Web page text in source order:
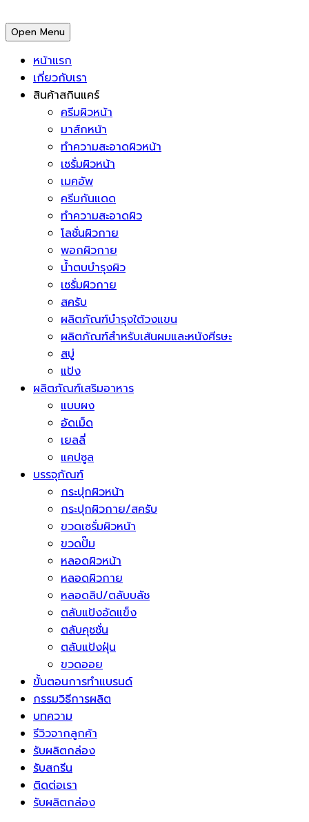
Open Menu
หน้าแรก
เกี่ยวกับเรา
สินค้าสกินแคร์
ครีมผิวหน้า
มาส์กหน้า
ทำความสะอาดผิวหน้า
เซรั่มผิวหน้า
เมคอัพ
ครีมกันแดด
ทำความสะอาดผิว
โลชั่นผิวกาย
พอกผิวกาย
น้ำตบบำรุงผิว
เซรั่มผิวกาย
สครับ
ผลิตภัณฑ์บำรุงใต้วงแขน
ผลิตภัณฑ์สำหรับเส้นผมและหนังศีรษะ
สบู่
แป้ง
ผลิตภัณฑ์เสริมอาหาร
แบบผง
อัดเม็ด
เยลลี่
แคปซูล
บรรจุภัณฑ์
กระปุกผิวหน้า
กระปุกผิวกาย/สครับ
ขวดเซรั่มผิวหน้า
ขวดปั๊ม
หลอดผิวหน้า
หลอดผิวกาย
หลอดลิป/ตลับบลัช
ตลับแป้งอัดแข็ง
ตลับคุชชั่น
ตลับแป้งฝุ่น
ขวดออย
ขั้นตอนการทำแบรนด์
กรรมวิธีการผลิต
บทความ
รีวิวจากลูกค้า
รับผลิตกล่อง
รับสกรีน
ติดต่อเรา
รับผลิตกล่อง